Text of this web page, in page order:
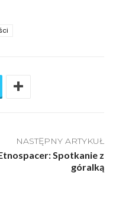
NASTĘPNY ARTYKUŁ
Spotkanie z
góralką